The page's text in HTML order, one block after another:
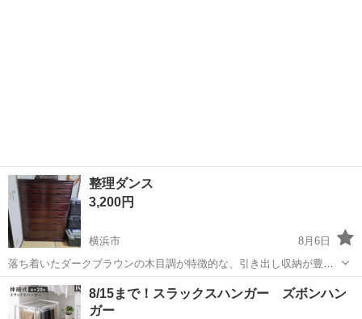
整理ダンス
3,200円
横浜市
8月6日
落ち着いたダークブラウンの木目調が特徴的な、引き出し収納が豊富
な整理タンスです。 - 素材: 木製 - カラー: ダークブラウン - 収納タイ
プ: 多段引き出し - デザイン: 装飾付き引き出しパネル 横107cm 高さ
1...
神奈川 横浜市 収納家具
8/15まで！スラックスハンガー ズボンハン
ガー